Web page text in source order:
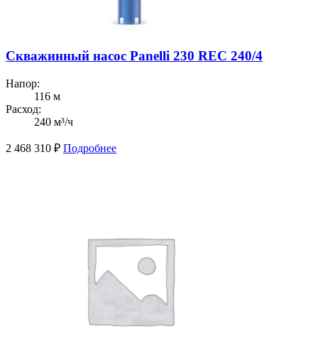
Скважинный насос Panelli 230 REC 240/4
Напор:
116 м
Расход:
240 м³/ч
2 468 310 ₽ Подробнее